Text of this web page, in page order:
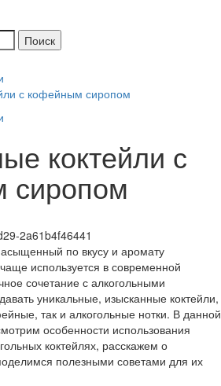
с кофейным сиропом
коктейли с
сиропом
по вкусу и аромату
используется в современной
сочетание с алкогольными
уникальные, изысканные коктейли,
так и алкогольные нотки. В данной
особенности использования
коктейлях, расскажем о
полезными советами для их